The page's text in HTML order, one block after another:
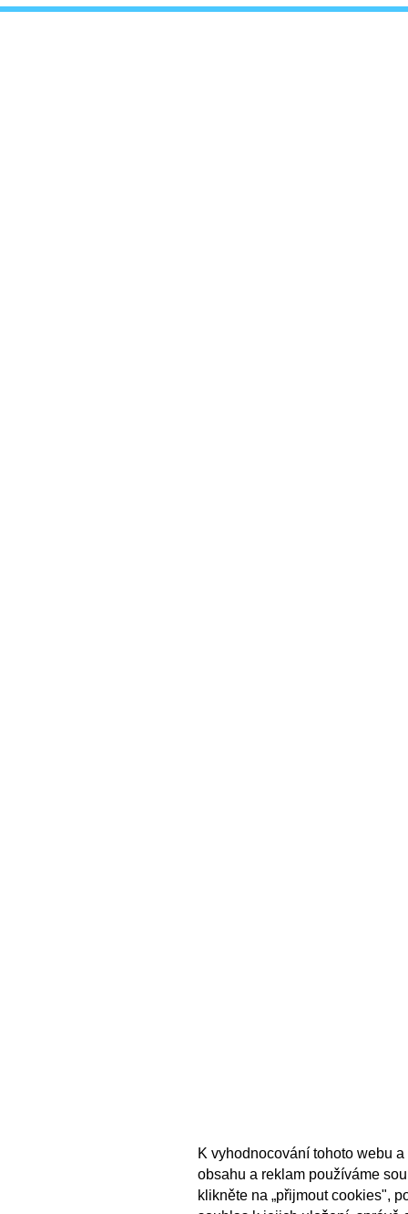
K vyhodnocování tohoto webu
obsahu a reklam používáme
klikněte na „přijmout cookies",